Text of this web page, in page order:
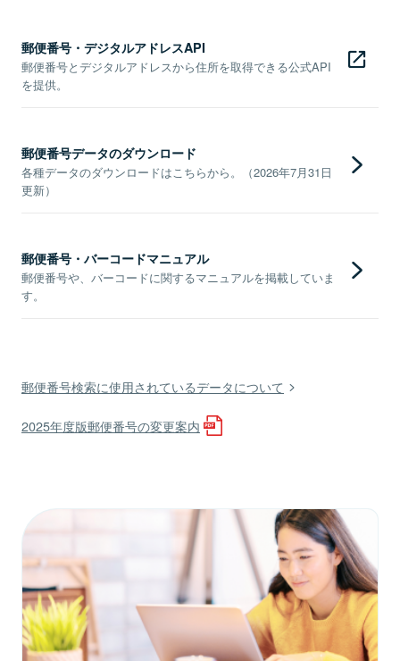
郵便番号・デジタルアドレスAPI
郵便番号とデジタルアドレスから住所を取得できる公式API
を提供。
郵便番号データのダウンロード
各種データのダウンロードはこちらから。（2026年7月31日
更新）
郵便番号・バーコードマニュアル
郵便番号や、バーコードに関するマニュアルを掲載していま
す。
郵便番号検索に使用されているデータについて
2025年度版郵便番号の変更案内